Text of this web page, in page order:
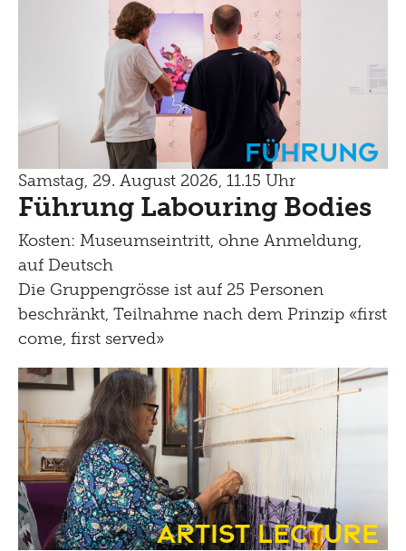
Führung
Samstag, 29. August 2026, 11.15 Uhr
Führung Labouring Bodies
Kosten: Museumseintritt, ohne Anmeldung,
auf Deutsch
Die Gruppengrösse ist auf 25 Personen
beschränkt, Teilnahme nach dem Prinzip «first
come, first served»
Artist Lecture